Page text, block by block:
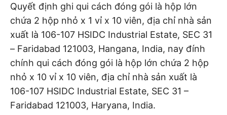
Quyết định ghi qui cách đóng gói là hộp lớn
chứa 2 hộp nhỏ x 1 vỉ x 10 viên, địa chỉ nhà sản
xuất là 106-107 HSIDC Industrial Estate, SEC 31
– Faridabad 121003, Hangana, India, nay đính
chính qui cách đóng gói là hộp lớn chứa 2 hộp
nhỏ x 10 vỉ x 10 viên, địa chỉ nhà sản xuất là
106-107 HSIDC Industrial Estate, SEC 31 –
Faridabad 121003, Haryana, India.